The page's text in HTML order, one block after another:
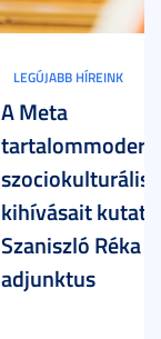
LEGÚJABB HÍREINK
A Meta
szociokulturális
kihívásait
Szaniszló Réka
adjunktus